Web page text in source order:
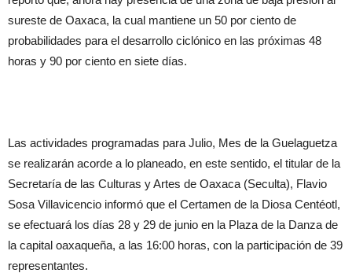
sureste de Oaxaca, la cual mantiene un 50 por ciento de
probabilidades para el desarrollo ciclónico en las próximas 48
horas y 90 por ciento en siete días.
Las actividades programadas para Julio, Mes de la Guelaguetza
se realizarán acorde a lo planeado, en este sentido, el titular de la
Secretaría de las Culturas y Artes de Oaxaca (Seculta), Flavio
Sosa Villavicencio informó que el Certamen de la Diosa Centéotl,
se efectuará los días 28 y 29 de junio en la Plaza de la Danza de
la capital oaxaqueña, a las 16:00 horas, con la participación de 39
representantes.